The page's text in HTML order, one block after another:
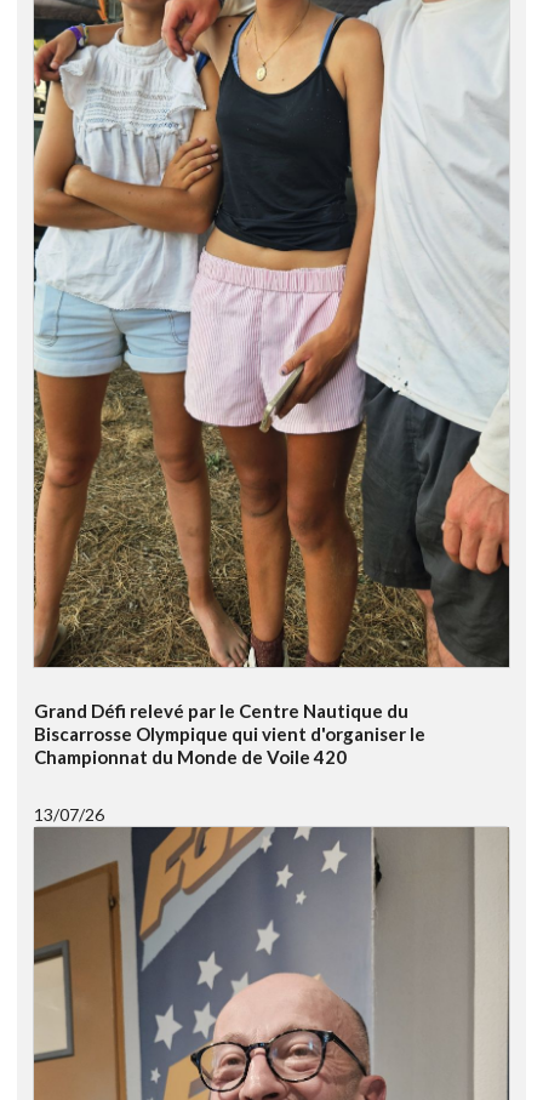
Grand Défi relevé par le Centre Nautique du
Biscarrosse Olympique qui vient d'organiser le
Championnat du Monde de Voile 420
13/07/26